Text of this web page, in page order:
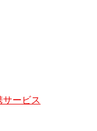
ービス